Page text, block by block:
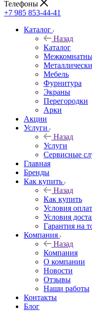
Телефоны
+7 985 853-44-41
Каталог
Назад
Каталог
Мебель
Фурнитура
Экраны
Перегородки
Арки
Акции
Услуги
Назад
Услуги
Сервисные
Главная
Бренды
Как купить
Назад
Как купить
Условия
Условия
Гарантия на
Компания
Назад
Компания
О компании
Новости
Отзывы
Наши работы
Контакты
Блог